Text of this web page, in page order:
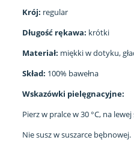
Krój: regular
Długość rękawa: krótki
Materiał: miękki w dotyku,
Skład: 100% bawełna
Wskazówki pielęgnacyjne:
Pierz w pralce w 30 °C, na
Nie susz w suszarce bębnowej.